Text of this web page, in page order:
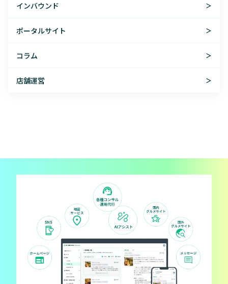
インバウンド ＞
ポータルサイト ＞
コラム ＞
店舗運営 ＞